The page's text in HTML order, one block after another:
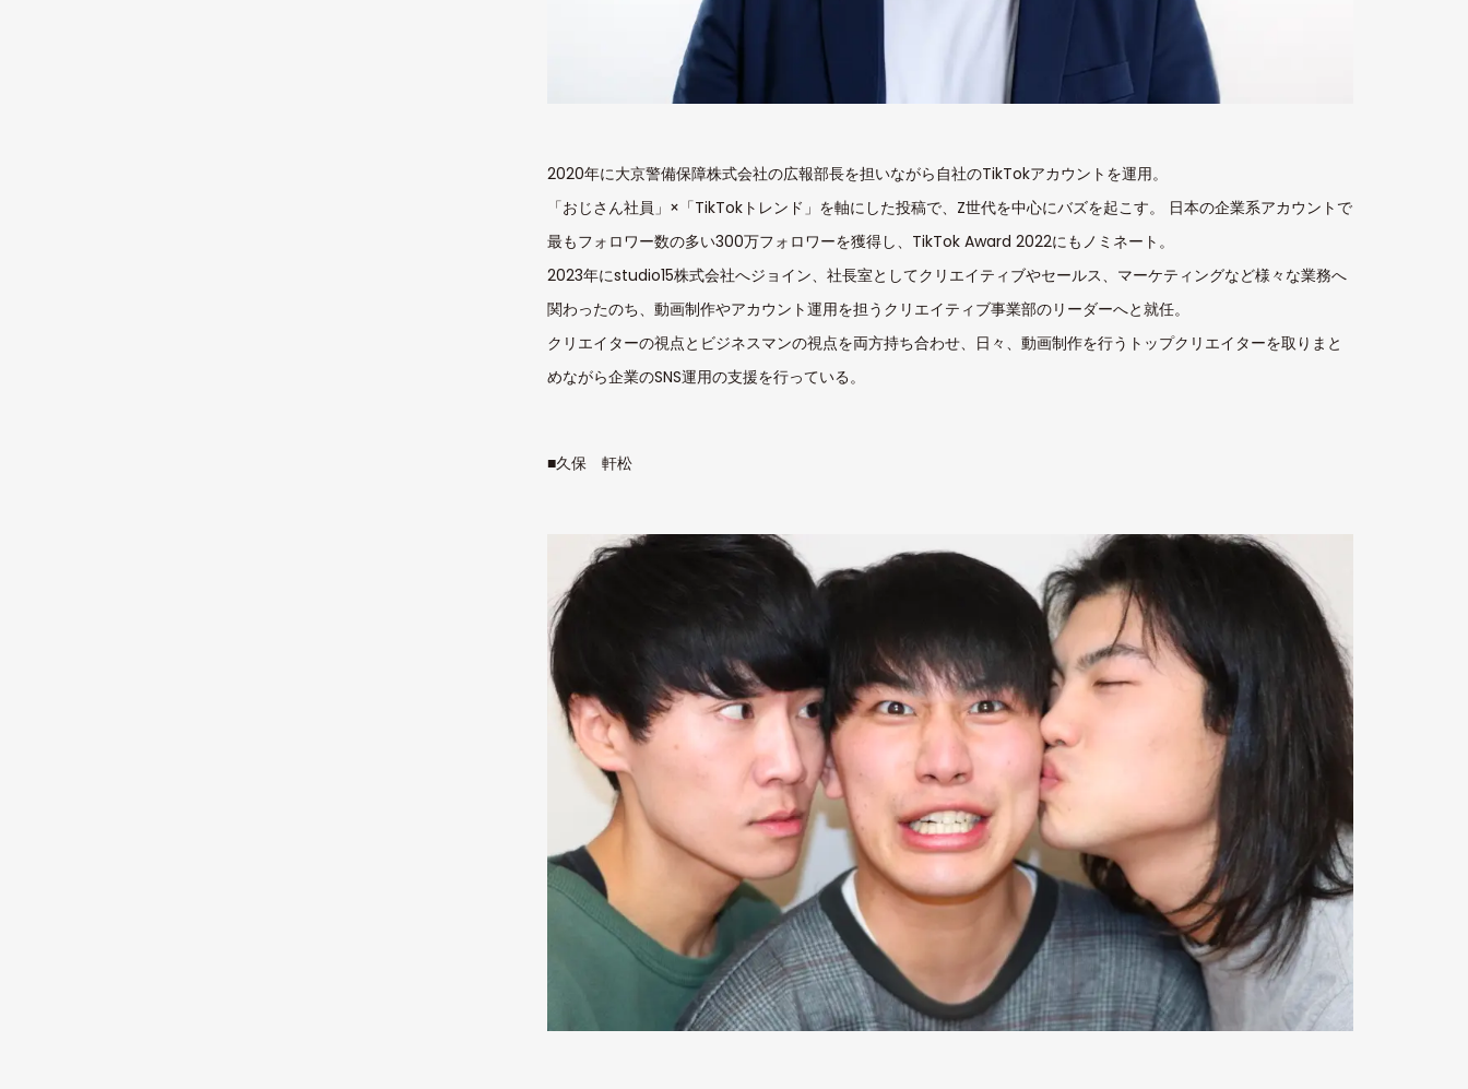
2020年に大京警備保障株式会社の広報部長を担いながら自社のTikTokアカウントを運用。
「おじさん社員」×「TikTokトレンド」を軸にした投稿で、Z世代を中心にバズを起こす。 日本の企業系アカウントで
最もフォロワー数の多い300万フォロワーを獲得し、TikTok Award 2022にもノミネート。
2023年にstudio15株式会社へジョイン、社長室としてクリエイティブやセールス、マーケティングなど様々な業務へ
関わったのち、動画制作やアカウント運用を担うクリエイティブ事業部のリーダーへと就任。
クリエイターの視点とビジネスマンの視点を両方持ち合わせ、日々、動画制作を行うトップクリエイターを取りまと
めながら企業のSNS運用の支援を行っている。
■久保 軒松